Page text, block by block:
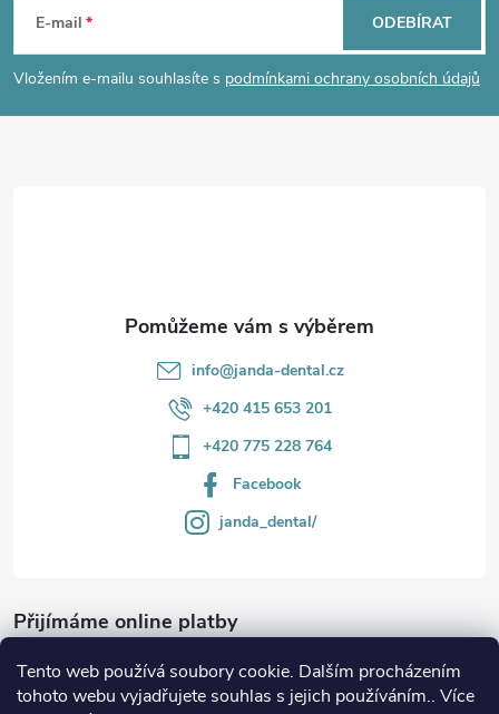
Tento web používá soubory cookie. Dalším procházením
tohoto webu vyjadřujete souhlas s jejich používáním.. Více
p
a
E-mail
Vložením e-mailu souhlasíte s podmínkami ochrany osobních údajů
ODEBÍRAT
info@janda-dental.cz
+420 415 653 201
+420 775 228 764
Facebook
janda_dental/
Přijímáme online platby